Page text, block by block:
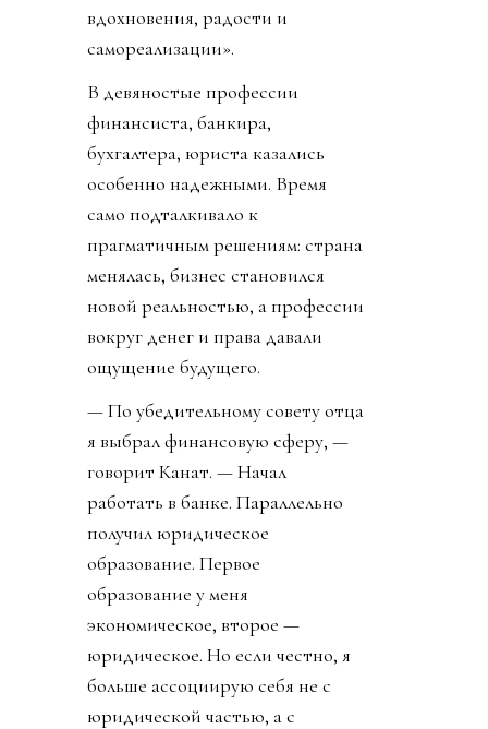
вдохновения, радости и
самореализации».
В девяностые профессии
финансиста, банкира,
бухгалтера, юриста казались
особенно надежными. Время
само подталкивало к
прагматичным решениям: страна
менялась, бизнес становился
новой реальностью, а профессии
вокруг денег и права давали
ощущение будущего.
— По убедительному совету отца
я выбрал финансовую сферу, —
говорит Канат. — Начал
работать в банке. Параллельно
получил юридическое
образование. Первое
образование у меня
экономическое, второе —
юридическое. Но если честно, я
больше ассоциирую себя не с
юридической частью, а с